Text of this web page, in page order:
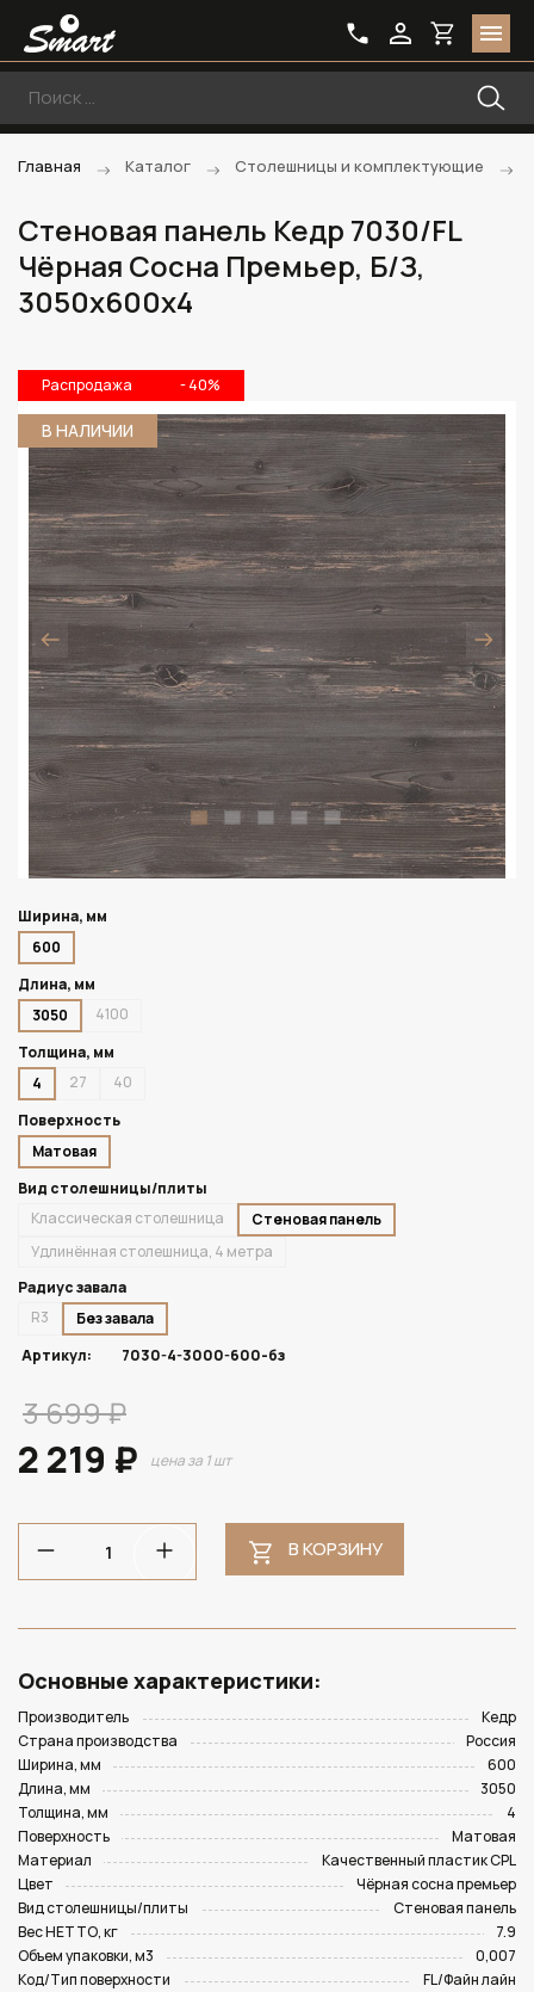
Главная Каталог Столешницы и комплектующие
Стеновая панель Кедр 7030/FL
Чёрная Сосна Премьер, Б/З,
3050х600х4
Распродажа - 40%
В НАЛИЧИИ
Ширина, мм
600
Длина, мм
3050
4100
Толщина, мм
4
27
40
Поверхность
Матовая
Вид столешницы/плиты
Классическая столешница
Стеновая панель
Удлинённая столешница, 4 метра
Радиус завала
R3
Без завала
Артикул:
7030-4-3000-600-бз
3 699 ₽
2 219 ₽ цена за 1 шт
В КОРЗИНУ
Основные характеристики:
Производитель
Кедр
Страна производства
Россия
Ширина, мм
600
Длина, мм
3050
Толщина, мм
4
Поверхность
Матовая
Материал
Качественный пластик CPL
Цвет
Чёрная сосна премьер
Вид столешницы/плиты
Стеновая панель
Вес НЕТТО, кг
7.9
Объем упаковки, м3
0,007
Код/Тип поверхности
FL/Файн лайн